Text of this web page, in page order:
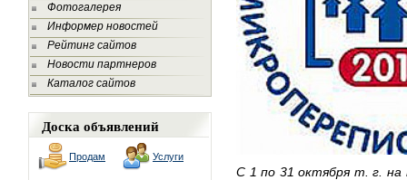
Фотогалерея
Информер новостей
Рейтинг сайтов
Новости партнеров
Каталог сайтов
Доска объявлений
Продам Услуги
С 1 по 31 октября т. г.